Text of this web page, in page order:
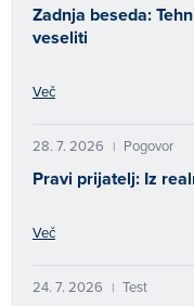
Zadnja beseda:
veseliti
Več
28. 7. 2026 | Pogovor
Pravi prijatelj: Iz
Več
24. 7. 2026 | Test